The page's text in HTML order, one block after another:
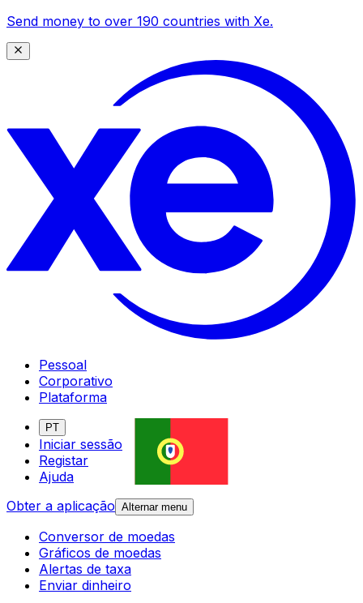
Send money to over 190 countries with Xe.
Pessoal
Corporativo
Plataforma
PT
Iniciar sessão
Registar
Ajuda
Obter a aplicação Alternar menu
Conversor de moedas
Gráficos de moedas
Alertas de taxa
Enviar dinheiro